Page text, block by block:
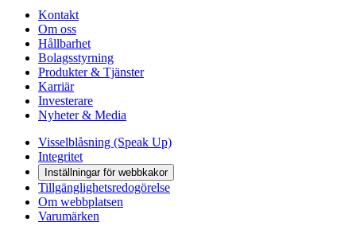
Kontakt
Om oss
Hållbarhet
Bolagsstyrning
Produkter & Tjänster
Karriär
Investerare
Nyheter & Media
Visselblåsning (Speak Up)
Integritet
Inställningar för webbkakor
Tillgänglighetsredogörelse
Om webbplatsen
Varumärken